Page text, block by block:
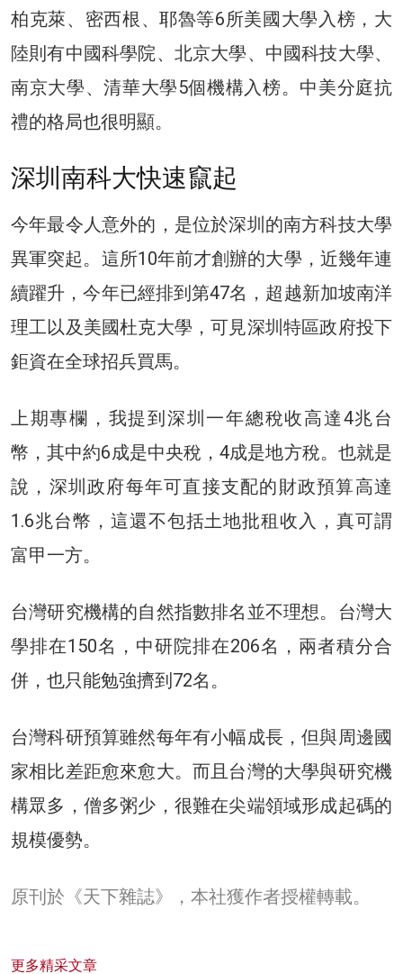
柏克萊、密西根、耶魯等6所美國大學入榜，大
陸則有中國科學院、北京大學、中國科技大學、
南京大學、清華大學5個機構入榜。中美分庭抗
禮的格局也很明顯。
深圳南科大快速竄起
今年最令人意外的，是位於深圳的南方科技大學
異軍突起。這所10年前才創辦的大學，近幾年連
續躍升，今年已經排到第47名，超越新加坡南洋
理工以及美國杜克大學，可見深圳特區政府投下
鉅資在全球招兵買馬。
上期專欄，我提到深圳一年總稅收高達4兆台
幣，其中約6成是中央稅，4成是地方稅。也就是
說，深圳政府每年可直接支配的財政預算高達
1.6兆台幣，這還不包括土地批租收入，真可謂
富甲一方。
台灣研究機構的自然指數排名並不理想。台灣大
學排在150名，中研院排在206名，兩者積分合
併，也只能勉強擠到72名。
台灣科研預算雖然每年有小幅成長，但與周邊國
家相比差距愈來愈大。而且台灣的大學與研究機
構眾多，僧多粥少，很難在尖端領域形成起碼的
規模優勢。
原刊於《天下雜誌》，本社獲作者授權轉載。
更多精采文章